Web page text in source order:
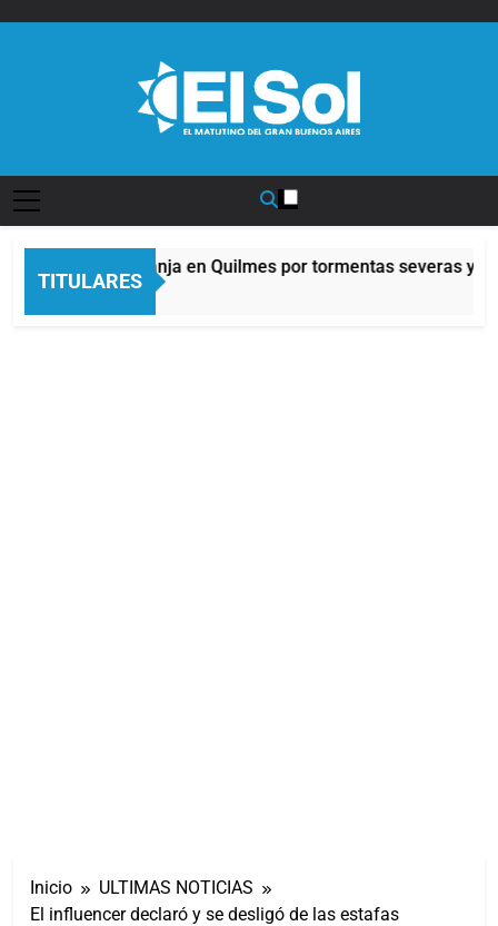
TITULARES
Alerta naranja en Quilmes por tormentas severas y
11 Horas Atrás
Inicio
ULTIMAS NOTICIAS
El influencer declaró y se desligó de las estafas